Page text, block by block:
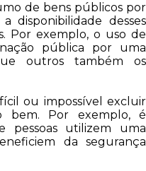
de bens públicos por
disponibilidade desses
Por exemplo, o uso de
pública por uma
outros também os
ou impossível excluir
bem. Por exemplo, é
pessoas utilizem uma
da segurança